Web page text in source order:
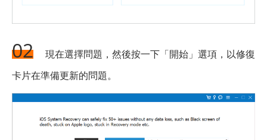
02
現在選擇問題，然後按一下「開始」選項，以修復
卡片在準備更新的問題。